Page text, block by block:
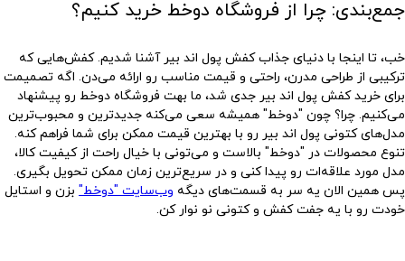
جمع‌بندی: چرا از فروشگاه دوخط خرید کنیم؟
خب، تا اینجا با دنیای جذابکفش پول اند بیرآشنا شدیم. کفش‌هایی که
ترکیبی از طراحی مدرن، راحتی و قیمت مناسب رو ارائه می‌دن. اگه تصمیمت
برایخرید کفش پول اند بیرجدی شد، ما بهت فروشگاه دوخط رو پیشنهاد
می‌کنیم. چرا؟ چون "دوخط" همیشه سعی می‌کنه جدیدترین و محبوب‌ترین
مدل‌هایکتونی پول اند بیر رو با بهترین قیمت ممکن برای شما فراهم کنه.
تنوع محصولات در "دوخط" بالاست و می‌تونی با خیال راحت از کیفیت کالا،
مدل مورد علاقه‌ات رو پیدا کنی و در سریع‌ترین زمان ممکن تحویل بگیری.
پس همین الان یه سر به قسمت‌های دیگه وب‌سایت "دوخط" بزن و استایل
خودت رو با یه جفت کفش و کتونی نو نوار کن.